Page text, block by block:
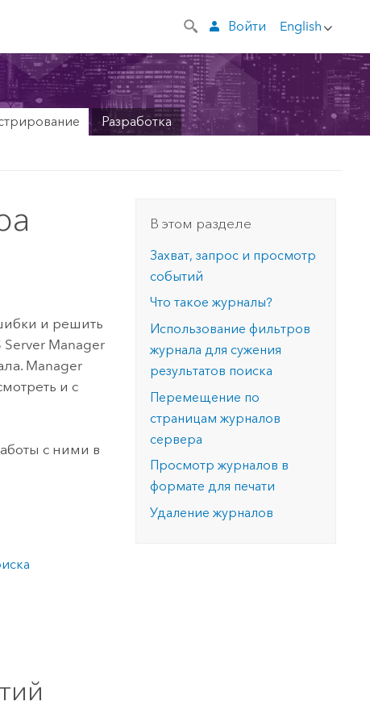
English
Войти
Разработка
и решить
Server Manager
Manager
и с
с ними в
В этом разделе
Захват, запрос и просмотр
событий
Что такое журналы?
Использование фильтров
журнала для сужения
результатов поиска
Перемещение по
страницам журналов
сервера
Просмотр журналов в
формате для печати
Удаление журналов